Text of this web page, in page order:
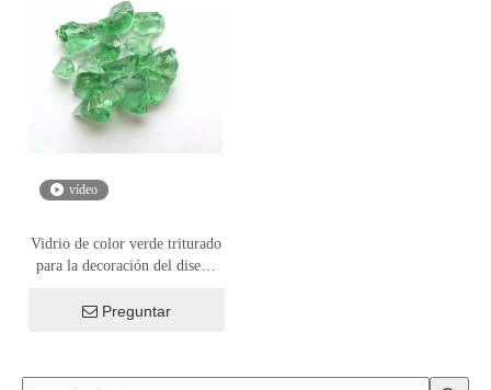
vídeo
Vidrio de color verde triturado
para la decoración del diseño
Preguntar